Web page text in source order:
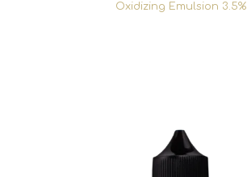
Oxidizing Emulsion 3.5%